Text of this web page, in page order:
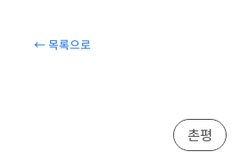
← 목록으로
촌평